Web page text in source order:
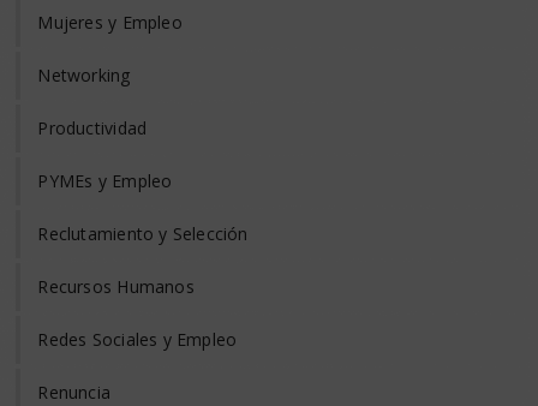
Mujeres y Empleo
Networking
Productividad
PYMEs y Empleo
Reclutamiento y Selección
Recursos Humanos
Redes Sociales y Empleo
Renuncia